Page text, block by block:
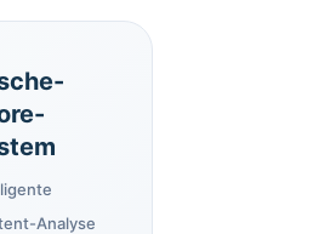
Analyse